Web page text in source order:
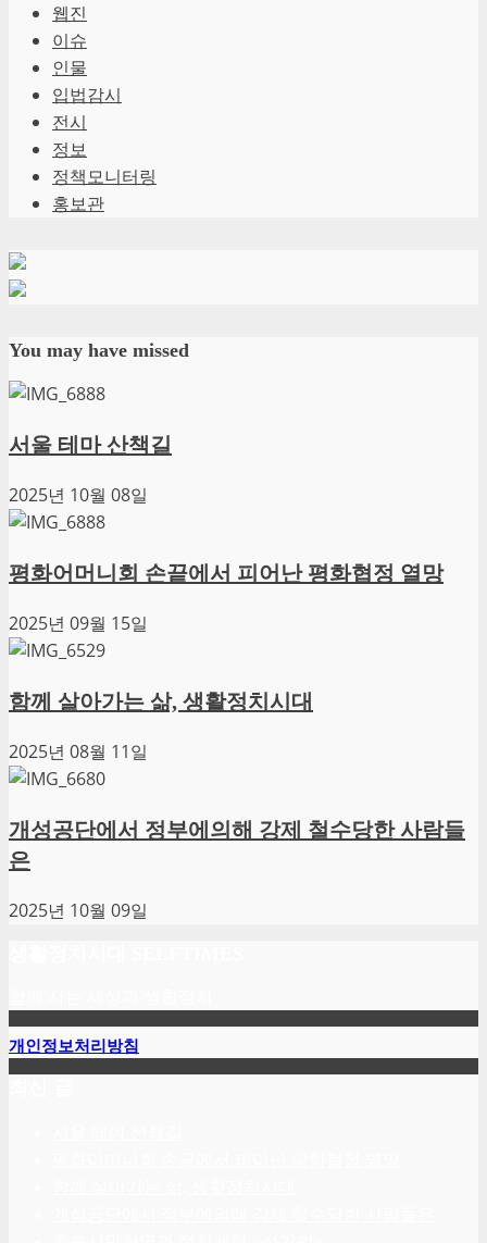
웹진
이슈
인물
입법감시
전시
정보
정책모니터링
홍보관
You may have missed
서울 테마 산책길
2025년 10월 08일
평화어머니회 손끝에서 피어난 평화협정 열망
2025년 09월 15일
함께 살아가는 삶, 생활정치시대
2025년 08월 11일
개성공단에서 정부에의해 강제 철수당한 사람들
은
2025년 10월 09일
개인정보처리방침